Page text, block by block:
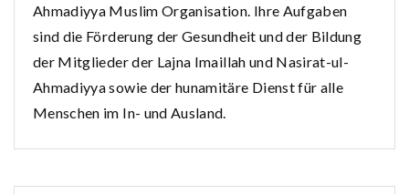
Ahmadiyya Muslim Organisation. Ihre Aufgaben
sind die Förderung der Gesundheit und der Bildung
der Mitglieder der Lajna Imaillah und Nasirat-ul-
Ahmadiyya sowie der hunamitäre Dienst für alle
Menschen im In- und Ausland.